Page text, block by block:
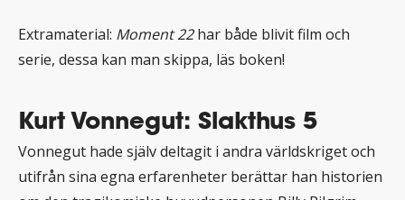
Extramaterial: Moment 22har både blivit film och
serie, dessa kan man skippa, läs boken!
Kurt Vonnegut: Slakthus 5
Vonnegut hade själv deltagit i andra världskriget och
utifrån sina egna erfarenheter berättar han historien